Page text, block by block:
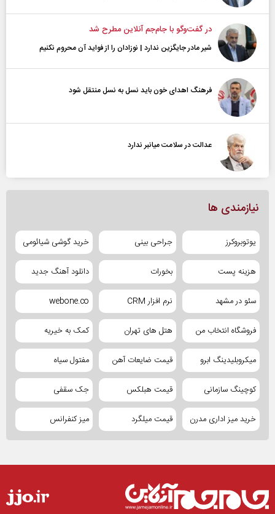
در گفت‌و‌گو با جام‌جم آنلاین مطرح شد
شیر مادر جایگزین ندارد | نوزادان را از فواید آن محروم نکنیم
فرهنگ اهدای خون باید نسل به نسل منتقل شود
عدالت در سلامت میانبر ندارد
نیازمندی ها
یوتوبروکرز جراحی بینی خرید گوشی شیائومی
هزینه پست بخورات دانلود آهنگ جدید
سئو در مشهد نرم افزار CRM webone.co
فروشگاه انتخاب من هتل های تهران کمک به خیریه
میکروبلیدینگ ابرو قیمت ضایعات آهن مفتول سیاه
کوچینگ سازمانی قیمت هبلکس جک سقفی
خرید میز اداری مدرن قیمت میلگرد میز کنفرانس